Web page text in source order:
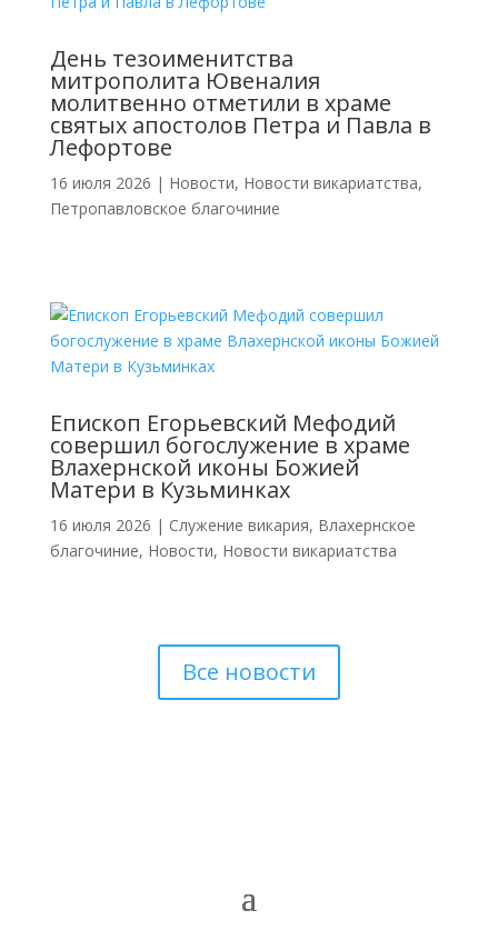
День тезоименитства
митрополита Ювеналия
молитвенно отметили в храме
святых апостолов Петра и Павла в
Лефортове
16 июля 2026 | Новости, Новости викариатства,
Петропавловское благочиние
Епископ Егорьевский Мефодий
совершил богослужение в храме
Влахернской иконы Божией
Матери в Кузьминках
16 июля 2026 | Cлужение викария, Влахернское
благочиние, Новости, Новости викариатства
Все новости